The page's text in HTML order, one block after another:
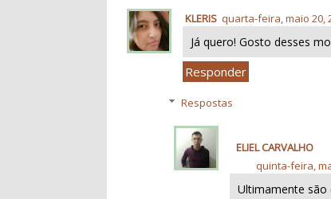
KLERIS quarta-feira, maio 20,
Já quero! Gosto desses
Responder
Respostas
ELIEL CARVALHO
quinta-feira,
Ultimamente